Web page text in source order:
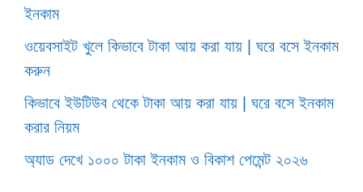
ইনকাম
ওয়েবসাইট খুলে কিভাবে টাকা আয় করা যায় | ঘরে বসে ইনকাম
করুন
কিভাবে ইউটিউব থেকে টাকা আয় করা যায় | ঘরে বসে ইনকাম
করার নিয়ম
অ্যাড দেখে ১০০০ টাকা ইনকাম ও বিকাশ পেমেন্ট ২০২৬